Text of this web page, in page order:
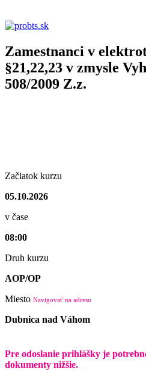
Zamestnanci v
§21,22,23 v zmysle
508/2009 Z.z.
Začiatok kurzu
05.10.2026
v čase
08:00
Druh kurzu
AOP/OP
Miesto Navigovať na adresu
Dubnica nad Váhom
Pre odoslanie prihlášky je
dokumenty nižšie.